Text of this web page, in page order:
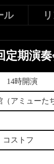
ル
期演
14時開演
（アミュー
コストフ